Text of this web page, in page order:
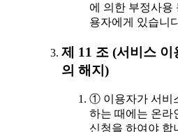
에 의한 부정사용
용자에게 있습니
제 11 조 (서비스
의 해지)
① 이용자가 서비
하는 때에는 온라
신청을 하여야 합